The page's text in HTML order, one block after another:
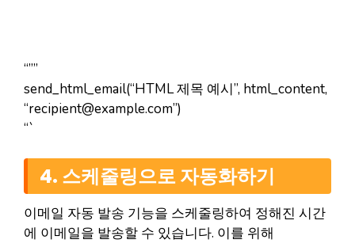
“””
send_html_email(“HTML 제목 예시”, html_content,
“recipient@example.com”)
“`
4. 스케줄링으로 자동화하기
이메일 자동 발송 기능을 스케줄링하여 정해진 시간
에 이메일을 발송할 수 있습니다. 이를 위해